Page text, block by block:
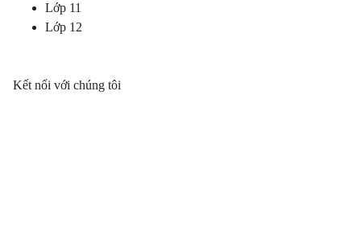
Lớp 11
Lớp 12
Kết nối với chúng tôi